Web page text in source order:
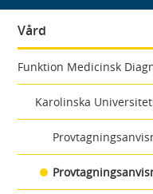
Vård
Funktion Medicinsk
Karolinska